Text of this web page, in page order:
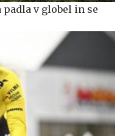
v globel in se